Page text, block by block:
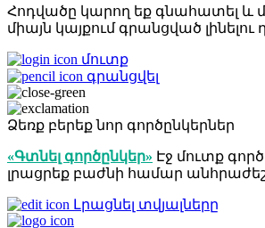
Հոդվածը կարող եք գնահատել և
միայն կայքում գրանցված լինելու
մուտք
գրանցվել
Ձեռք բերեք նոր գործընկերներ
«Գտնել գործընկեր» Էջ մուտք
լրացրեք բաժնի համար
Լրացնել տվյալները